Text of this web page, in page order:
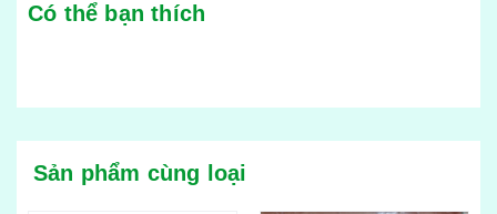
Có thể bạn thích
Sản phẩm cùng loại